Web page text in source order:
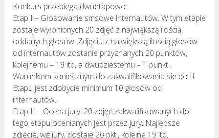
Konkurs przebiega dwuetapowo:
Etap I – Głosowanie smsowe internautów. W tym etapie
zostaje wyłonionych 20 zdjęć z największą ilością
oddanych głosów. Zdjęciu z największą ilością głosów
od internautów zostanie przyznanych 20 punktów,
kolejnemu – 19 itd, a dwudziestemu – 1 punkt.
Warunkiem koniecznym do zakwalifikowania sie do II
Etapu jest zdobycie minimum 10 głosów od
internautów.
Etap II – Ocena jury. 20 zdjęć zakwalifikowanych do
tego etapu ocenianych jest przez jury. Najlepsze
zdjęcie, wg jury, dostaje 20 pkt., kolejne 19 itd.